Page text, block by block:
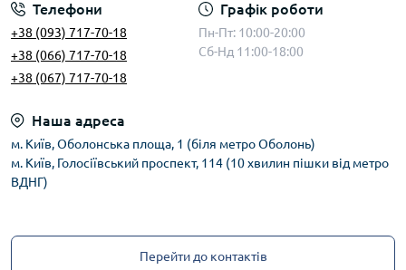
Телефони
+38 (093) 717-70-18
+38 (066) 717-70-18
+38 (067) 717-70-18
Графік роботи
Пн-Пт: 10:00-20:00
Сб-Нд 11:00-18:00
Наша адреса
м. Київ, Оболонська площа, 1 (біля метро Оболонь)
м. Київ, Голосіївський проспект, 114 (10 хвилин пішки від метро
ВДНГ)
Перейти до контактів